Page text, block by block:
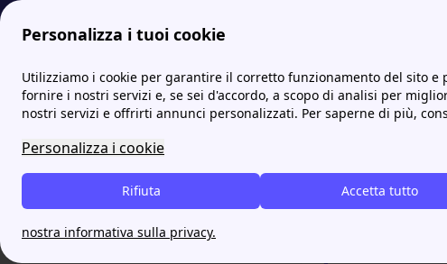
Personalizza i tuoi cookie
Utilizziamo i cookie per garantire il corretto funzionamento del sito e
fornire i nostri servizi e, se sei d'accordo, a scopo di analisi per
nostri servizi e offrirti annunci personalizzati. Per saperne di più,
Personalizza i cookie
Accetta tutto
Rifiuta
nostra informativa sulla privacy.
Energia-Luce.it Tutti gli sportelli IREN: indirizzi e contatti Scopri
Scopri
grazie